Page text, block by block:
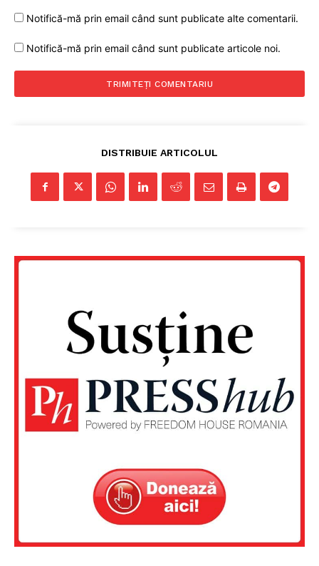
Notifică-mă prin email când sunt publicate alte comentarii.
Notifică-mă prin email când sunt publicate articole noi.
DISTRIBUIE ARTICOLUL